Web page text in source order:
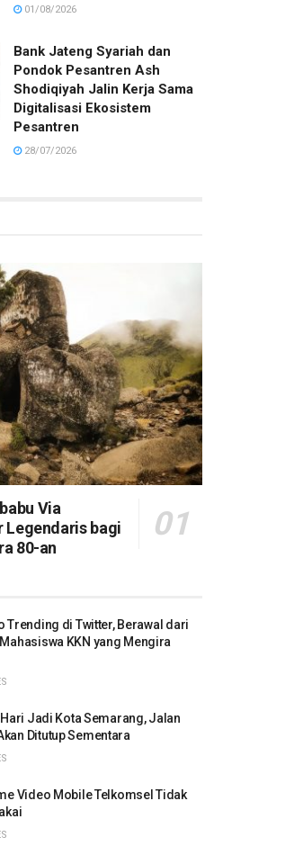
01/08/2026
Bank Jateng Syariah dan
Pondok Pesantren Ash
Shodiqiyah Jalin Kerja Sama
Digitalisasi Ekosistem
Pesantren
28/07/2026
Via
Legendaris bagi
80-an
Trending di Twitter, Berawal dari
KKN yang Mengira
Jadi Kota Semarang, Jalan
Ditutup Sementara
Video Mobile Telkomsel Tidak